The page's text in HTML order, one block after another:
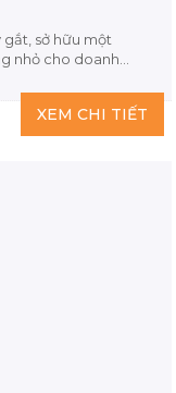
sở hữu một
nhỏ cho doanh...
XEM CHI TIẾT